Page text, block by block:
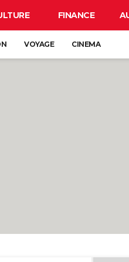
FINANCE
VOYAGE CINEMA